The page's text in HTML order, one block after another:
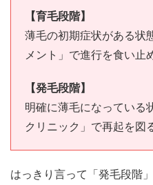
【育毛段階】
薄毛の初期症状がある状
メント」で進行を食い止
【発毛段階】
明確に薄毛になっている
クリニック」で再起を図
はっきり言って「発毛段階